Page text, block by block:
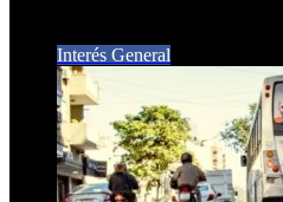
Interés General